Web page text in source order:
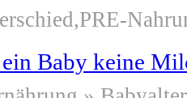
Baby keine